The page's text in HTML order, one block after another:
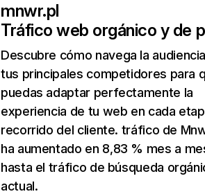
mnwr.pl
Tráfico web orgánico y de
Descubre cómo navega la
tus principales competidores para
puedas adaptar perfectamente la
experiencia de tu web en cada
recorrido del cliente. tráfico de
ha aumentado en 8,83 % mes a
hasta el tráfico de búsqueda
actual.